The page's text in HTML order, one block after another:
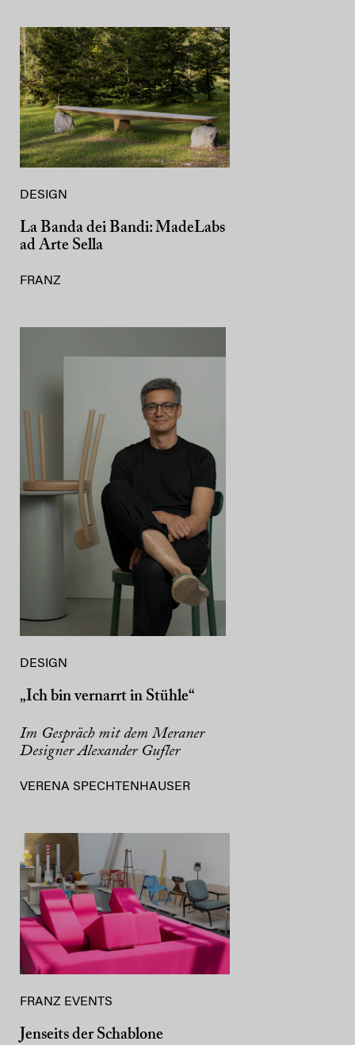
DESIGN
La Banda dei Bandi: MadeLabs
ad Arte Sella
FRANZ
DESIGN
„Ich bin vernarrt in Stühle“
Im Gespräch mit dem Meraner
Designer Alexander Gufler
VERENA SPECHTENHAUSER
FRANZ EVENTS
Jenseits der Schablone